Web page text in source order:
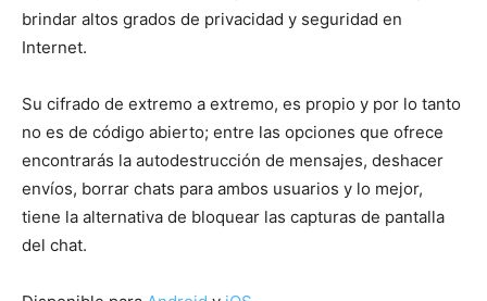
brindar altos grados de privacidad y seguridad en
Internet.
Su cifrado de extremo a extremo, es propio y por lo tanto
no es de código abierto; entre las opciones que ofrece
encontrarás la autodestrucción de mensajes, deshacer
envíos, borrar chats para ambos usuarios y lo mejor,
tiene la alternativa de bloquear las capturas de pantalla
del chat.